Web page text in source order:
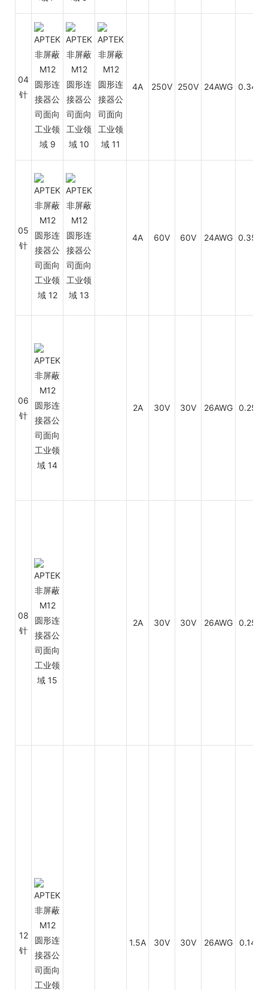
04
针
4A 250V 250V 24AWG 0.34
05
针
4A 60V 60V 24AWG 0.35
06
针
2A 30V 30V 26AWG 0.25
08
针
2A 30V 30V 26AWG 0.25
12
针
1.5A 30V 30V 26AWG 0.14